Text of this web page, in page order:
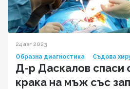
24 авг 2023
Образна диагностика
Съдова
Д-р Даскалов спаси
крака на мъж със